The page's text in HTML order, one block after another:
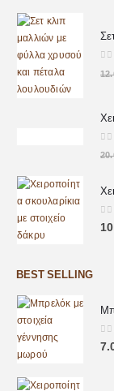
0
0
BEST SELLING
0